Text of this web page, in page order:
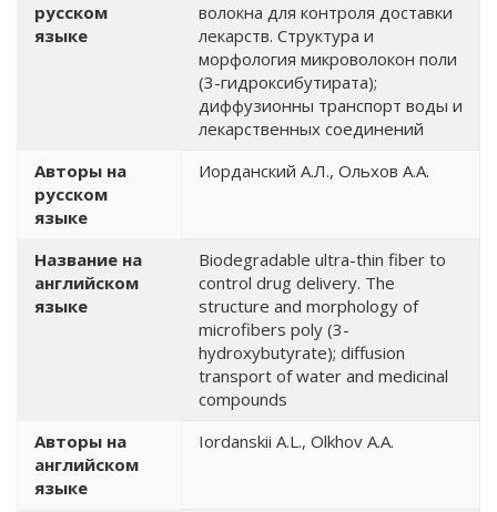
русском
языке
волокна для контроля доставки
лекарств. Структура и
морфология микроволокон поли
(3-гидроксибутирата);
диффузионны транспорт воды и
лекарственных соединений
Авторы на
русском
языке
Иорданский А.Л., Ольхов А.А.
Название на
английском
языке
Biodegradable ultra-thin fiber to
control drug delivery. The
structure and morphology of
microfibers poly (3-
hydroxybutyrate); diffusion
transport of water and medicinal
compounds
Авторы на
английском
языке
Iordanskii A.L., Olkhov A.A.